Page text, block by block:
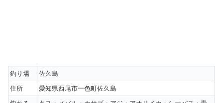
釣り場
佐久島
住所
愛知県西尾市一色町佐久島